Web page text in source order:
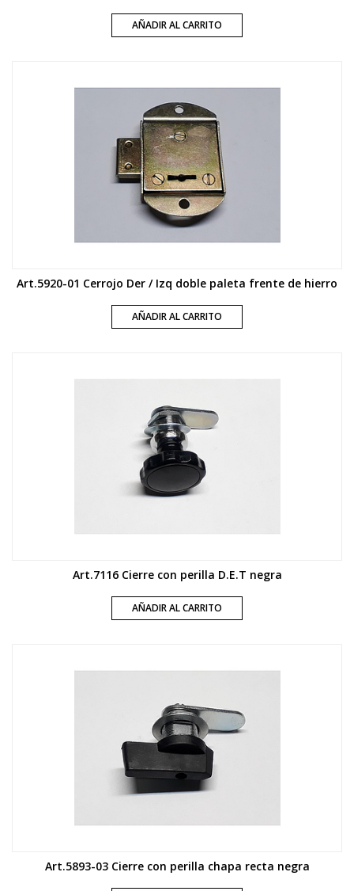
AÑADIR AL CARRITO
Art.5920-01 Cerrojo Der / Izq doble paleta frente de hierro
AÑADIR AL CARRITO
Art.7116 Cierre con perilla D.E.T negra
AÑADIR AL CARRITO
Art.5893-03 Cierre con perilla chapa recta negra